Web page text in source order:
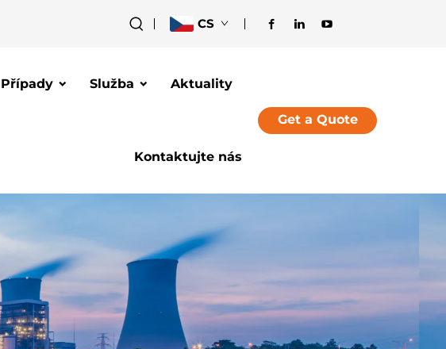
CS
Případy Služba Aktuality
Kontaktujte nás
Get a Quote